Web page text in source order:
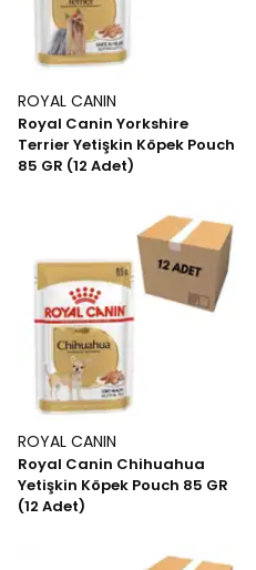
ROYAL CANIN
Royal Canin Yorkshire
Terrier Yetişkin Köpek Pouch
85 GR (12 Adet)
ROYAL CANIN
Royal Canin Chihuahua
Yetişkin Köpek Pouch 85 GR
(12 Adet)